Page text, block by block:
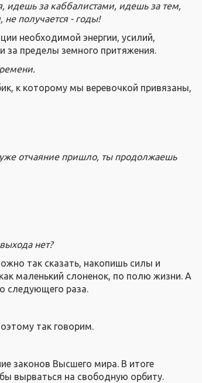
идешь за каббалистами, идешь за тем,
не получается - годы!
необходимой энергии, усилий,
за пределы земного притяжения.
к которому мы веревочкой привязаны,
уже отчаяние пришло, ты продолжаешь
нет?
так сказать, накопишь силы и
маленький слоненок, по полю жизни. А
следующего раза.
так говорим.
законов Высшего мира. В итоге
вырваться на свободную орбиту.